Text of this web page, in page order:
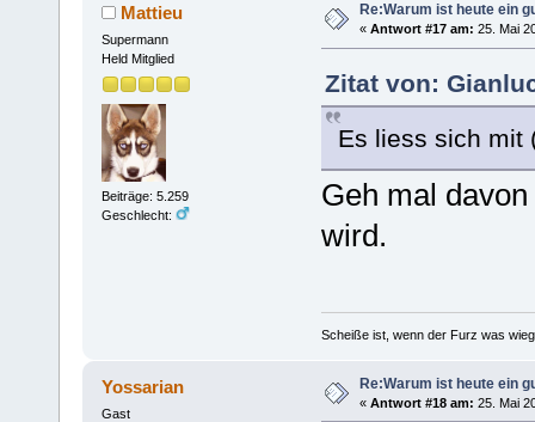
Mattieu
Supermann
Held Mitglied
Beiträge: 5.259
Geschlecht:
Re:Warum ist heute ein
« Antwort #17 am: 25. Mai
Zitat von:
Es liess sich mit
Geh mal
wird.
Scheiße ist, wenn der Furz was
Yossarian
Gast
Re:Warum ist heute ein
« Antwort #18 am: 25. Mai